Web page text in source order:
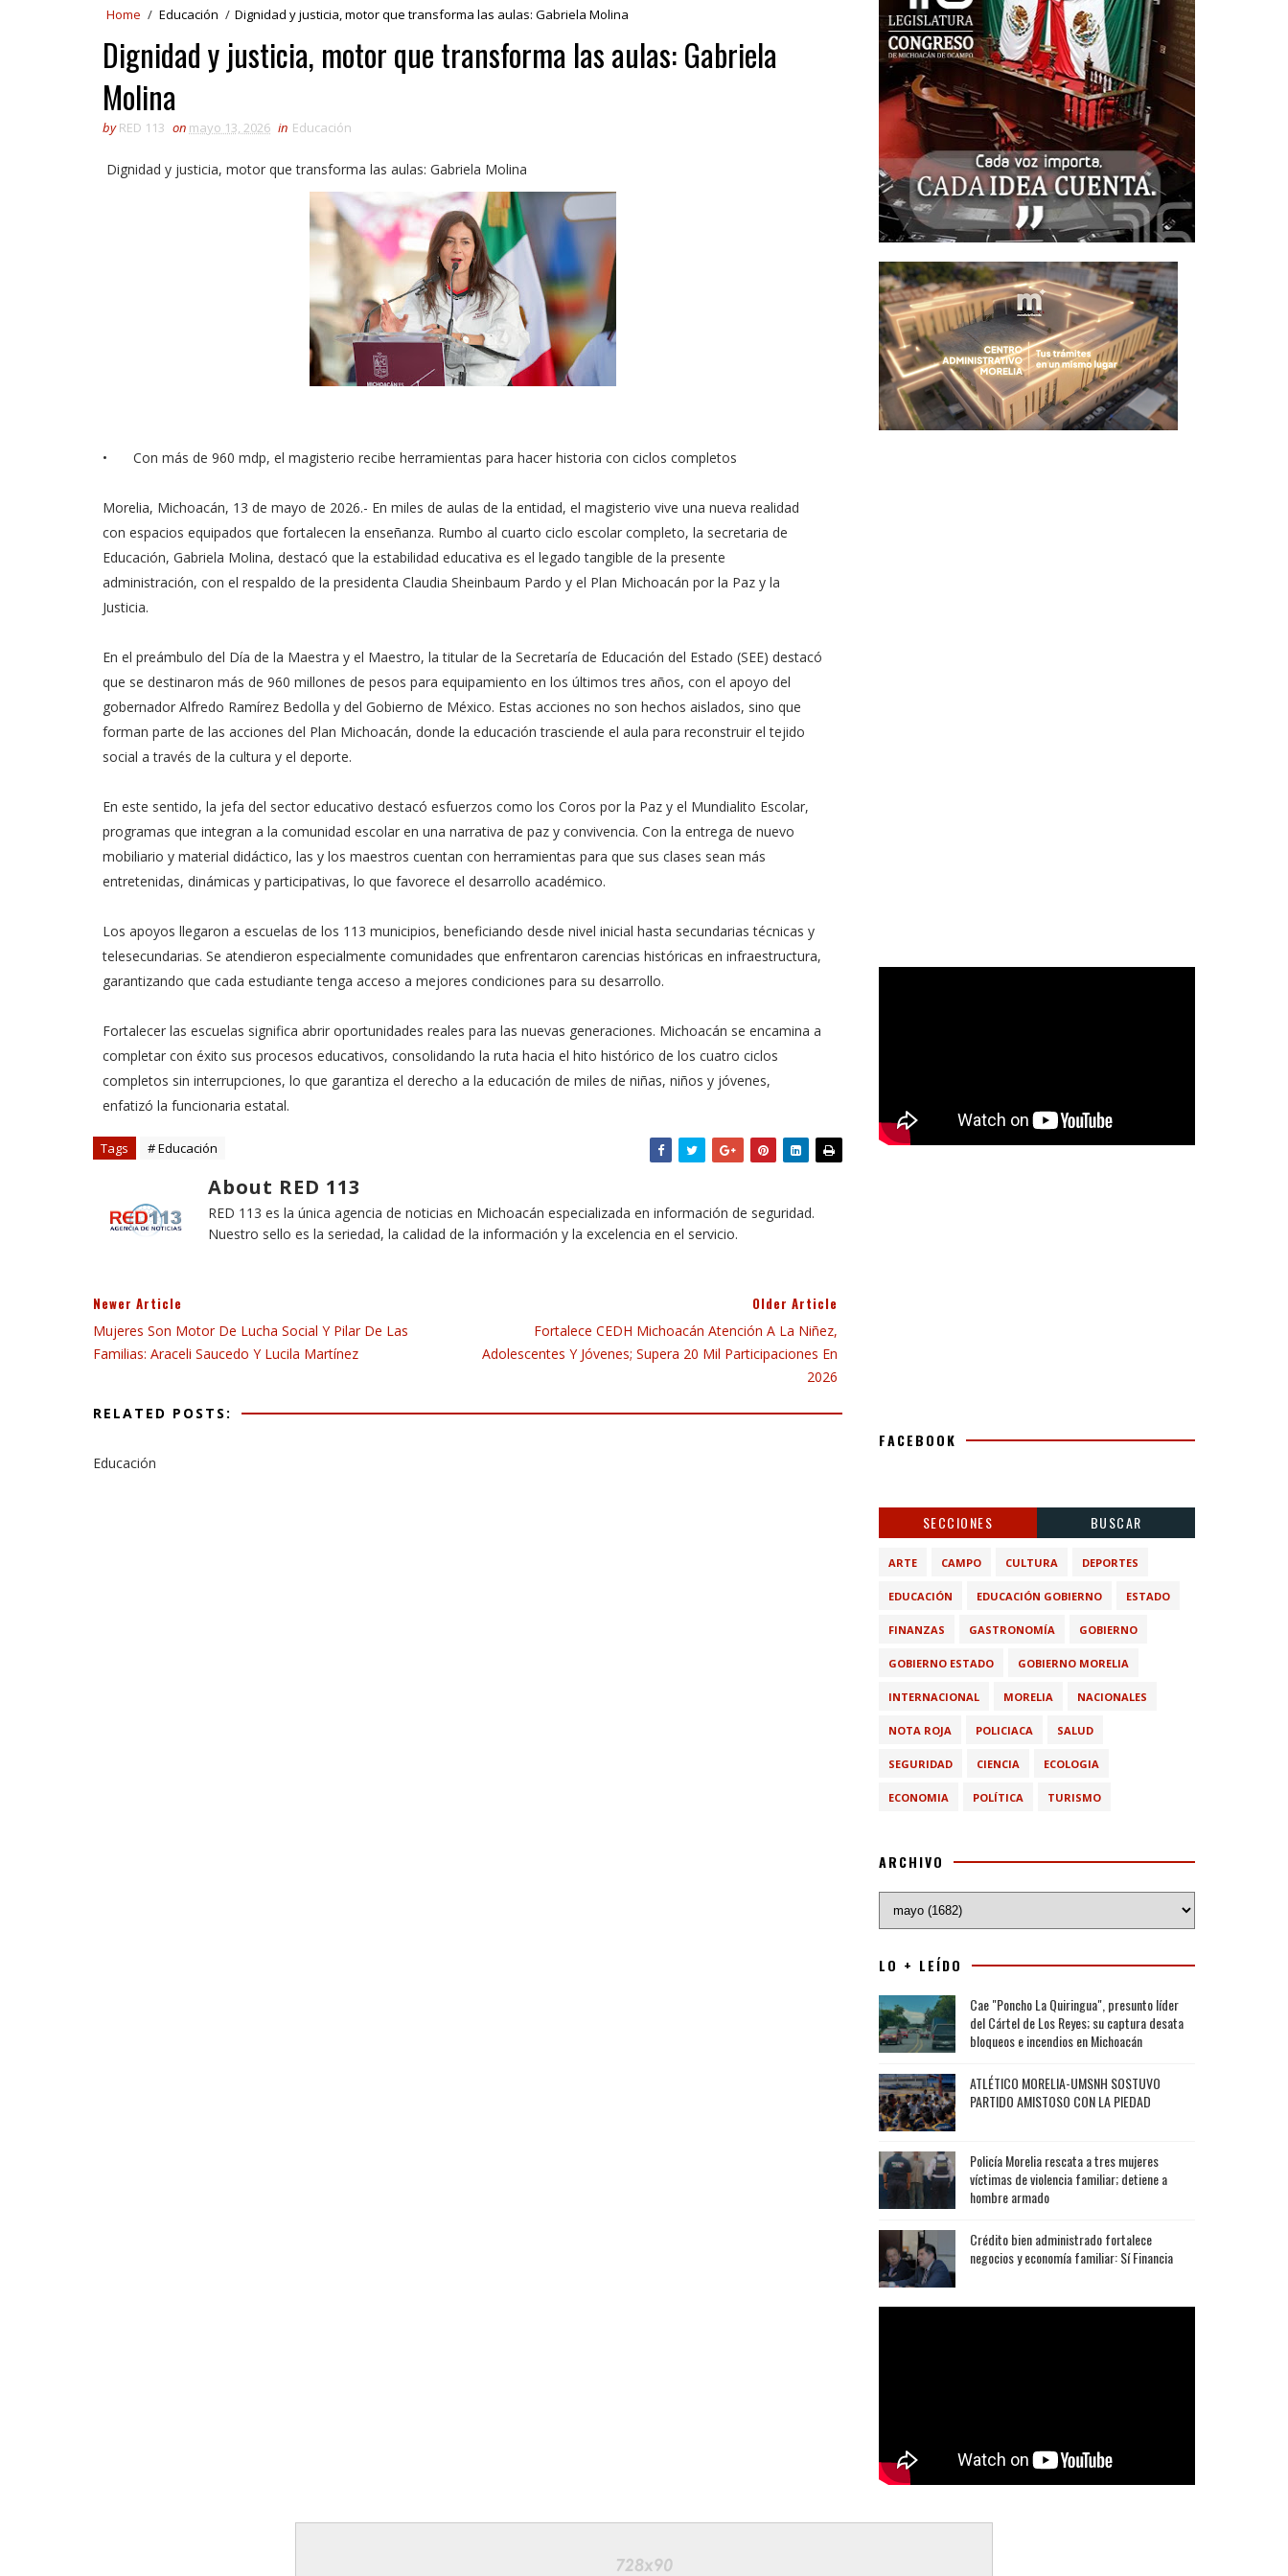
Home / Educación / Dignidad y justicia, motor que transforma las aulas: Gabriela Molina
Dignidad y justicia, motor que transforma las aulas: Gabriela
Molina
by RED 113 on mayo 13, 2026 in Educación
Dignidad y justicia, motor que transforma las aulas: Gabriela Molina
• Con más de 960 mdp, el magisterio recibe herramientas para hacer historia con ciclos completos
Morelia, Michoacán, 13 de mayo de 2026.- En miles de aulas de la entidad, el magisterio vive una nueva realidad
con espacios equipados que fortalecen la enseñanza. Rumbo al cuarto ciclo escolar completo, la secretaria de
Educación, Gabriela Molina, destacó que la estabilidad educativa es el legado tangible de la presente
administración, con el respaldo de la presidenta Claudia Sheinbaum Pardo y el Plan Michoacán por la Paz y la
Justicia.
En el preámbulo del Día de la Maestra y el Maestro, la titular de la Secretaría de Educación del Estado (SEE) destacó
que se destinaron más de 960 millones de pesos para equipamiento en los últimos tres años, con el apoyo del
gobernador Alfredo Ramírez Bedolla y del Gobierno de México. Estas acciones no son hechos aislados, sino que
forman parte de las acciones del Plan Michoacán, donde la educación trasciende el aula para reconstruir el tejido
social a través de la cultura y el deporte.
En este sentido, la jefa del sector educativo destacó esfuerzos como los Coros por la Paz y el Mundialito Escolar,
programas que integran a la comunidad escolar en una narrativa de paz y convivencia. Con la entrega de nuevo
mobiliario y material didáctico, las y los maestros cuentan con herramientas para que sus clases sean más
entretenidas, dinámicas y participativas, lo que favorece el desarrollo académico.
Los apoyos llegaron a escuelas de los 113 municipios, beneficiando desde nivel inicial hasta secundarias técnicas y
telesecundarias. Se atendieron especialmente comunidades que enfrentaron carencias históricas en infraestructura,
garantizando que cada estudiante tenga acceso a mejores condiciones para su desarrollo.
Fortalecer las escuelas significa abrir oportunidades reales para las nuevas generaciones. Michoacán se encamina a
completar con éxito sus procesos educativos, consolidando la ruta hacia el hito histórico de los cuatro ciclos
completos sin interrupciones, lo que garantiza el derecho a la educación de miles de niñas, niños y jóvenes,
enfatizó la funcionaria estatal.
Tags # Educación
About RED 113
RED 113 es la única agencia de noticias en Michoacán especializada en información de seguridad.
Nuestro sello es la seriedad, la calidad de la información y la excelencia en el servicio.
Newer Article
Mujeres Son Motor De Lucha Social Y Pilar De Las
Familias: Araceli Saucedo Y Lucila Martínez
Older Article
Fortalece CEDH Michoacán Atención A La Niñez,
Adolescentes Y Jóvenes; Supera 20 Mil Participaciones En
2026
RELATED POSTS:
Educación
FACEBOOK
SECCIONES BUSCAR
ARTE CAMPO CULTURA DEPORTES
EDUCACIÓN EDUCACIÓN GOBIERNO ESTADO
FINANZAS GASTRONOMÍA GOBIERNO
GOBIERNO ESTADO GOBIERNO MORELIA
INTERNACIONAL MORELIA NACIONALES
NOTA ROJA POLICIACA SALUD
SEGURIDAD CIENCIA ECOLOGIA
ECONOMIA POLÍTICA TURISMO
ARCHIVO
LO + LEÍDO
Cae "Poncho La Quiringua", presunto líder
del Cártel de Los Reyes; su captura desata
bloqueos e incendios en Michoacán
ATLÉTICO MORELIA-UMSNH SOSTUVO
PARTIDO AMISTOSO CON LA PIEDAD
Policía Morelia rescata a tres mujeres
víctimas de violencia familiar; detiene a
hombre armado
Crédito bien administrado fortalece
negocios y economía familiar: Sí Financia